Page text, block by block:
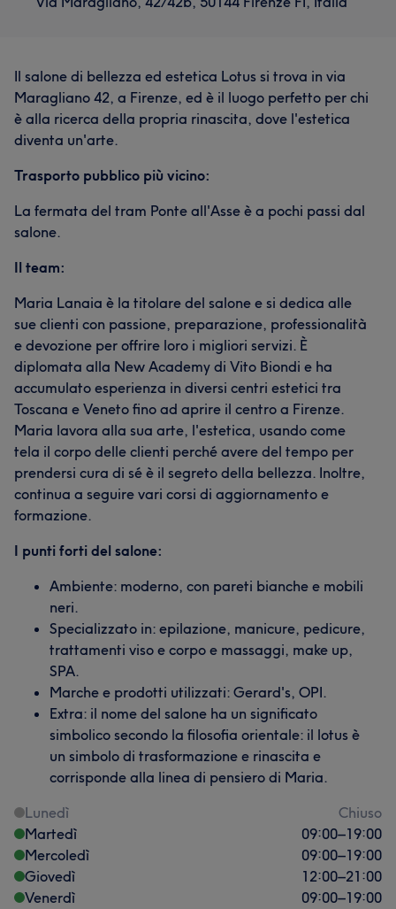
Il salone di bellezza ed estetica Lotus si trova in via
Maragliano 42, a Firenze, ed è il luogo perfetto per chi
è alla ricerca della propria rinascita, dove l'estetica
diventa un'arte.
Trasporto pubblico più vicino:
La fermata del tram Ponte all'Asse è a pochi passi dal
salone.
Il team:
Maria Lanaia è la titolare del salone e si dedica alle
sue clienti con passione, preparazione, professionalità
e devozione per offrire loro i migliori servizi. È
diplomata alla New Academy di Vito Biondi e ha
accumulato esperienza in diversi centri estetici tra
Toscana e Veneto fino ad aprire il centro a Firenze.
Maria lavora alla sua arte, l'estetica, usando come
tela il corpo delle clienti perché avere del tempo per
prendersi cura di sé è il segreto della bellezza. Inoltre,
continua a seguire vari corsi di aggiornamento e
formazione.
I punti forti del salone:
Ambiente: moderno, con pareti bianche e mobili
neri.
Specializzato in: epilazione, manicure, pedicure,
trattamenti viso e corpo e massaggi, make up,
SPA.
Marche e prodotti utilizzati: Gerard's, OPI.
Extra: il nome del salone ha un significato
simbolico secondo la filosofia orientale: il lotus è
un simbolo di trasformazione e rinascita e
corrisponde alla linea di pensiero di Maria.
Lunedì
Chiuso
Martedì
09:00–19:00
Mercoledì
09:00–19:00
Giovedì
12:00–21:00
Venerdì
09:00–19:00